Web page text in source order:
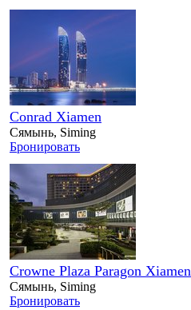
Conrad Xiamen
Сямынь, Siming
Бронировать
Crowne Plaza Paragon Xiamen
Сямынь, Siming
Бронировать